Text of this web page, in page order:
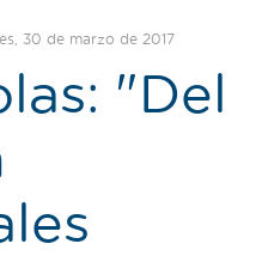
30 de marzo de 2017
"Del